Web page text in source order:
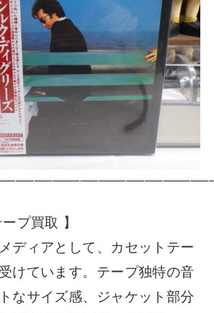
プ買取 】
ディアとして、カセットテー
けています。テープ独特の音
なサイズ感、ジャケット部分